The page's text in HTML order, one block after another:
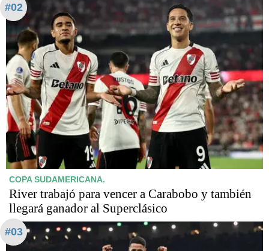
#02
COPA SUDAMERICANA.
River trabajó para vencer a Carabobo y también
llegará ganador al Superclásico
#03